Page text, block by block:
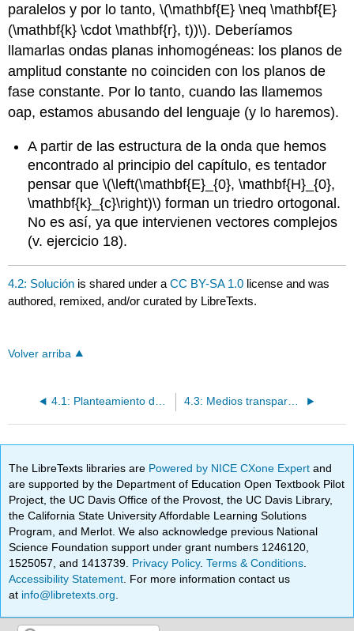
paralelos y por lo tanto, \(\mathbf{E} \neq \mathbf{E}
(\mathbf{k} \cdot \mathbf{r}, t))\). Deberíamos
llamarlas ondas planas inhomogéneas: los planos de
amplitud constante no coinciden con los planos de
fase constante. Por lo tanto, cuando las llamemos
oap, estamos abusando del lenguaje (y lo haremos).
A partir de las estructura de la onda que hemos
encontrado al principio del capítulo, es tentador
pensar que \(\left(\mathbf{E}_{0}, \mathbf{H}_{0},
\mathbf{k}_{c}\right)\) forman un triedro ortogonal.
No es así, ya que intervienen vectores complejos
(v. ejercicio 18).
4.2: Solución is shared under aCC BY-SA 1.0 license and was
authored, remixed, and/or curated by LibreTexts.
Volver arriba
4.1: Planteamiento del problema 4.3: Medios transparentes
The LibreTexts libraries are Powered by NICE CXone Expertand
are supported by the Department of Education Open Textbook Pilot
Project, the UC Davis Office of the Provost, the UC Davis Library,
the California State University Affordable Learning Solutions
Program, and Merlot. We also acknowledge previous National
Science Foundation support under grant numbers 1246120,
1525057, and 1413739. Privacy Policy.Terms & Conditions
Accessibility Statement . For more information contact us
at info@libretexts.org